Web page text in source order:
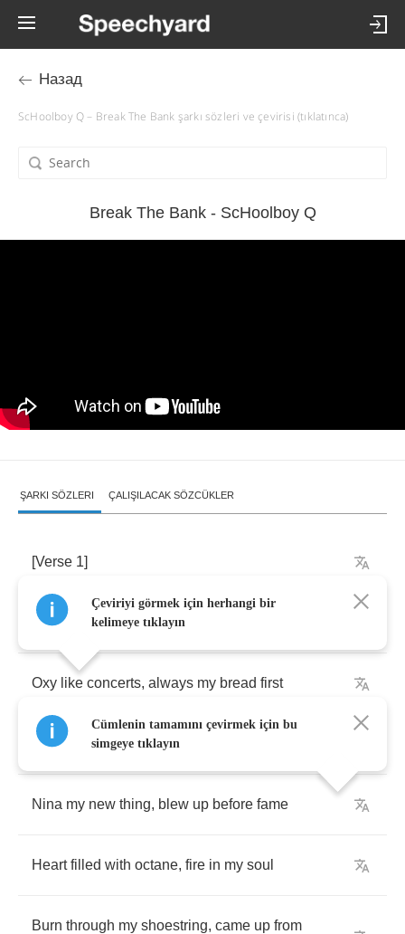
Назад
ScHoolboy Q – Break The Bank şarkı sözleri ve çevirisi (tıklatınca)
Break The Bank - ScHoolboy Q
ŞARKI SÖZLERI ÇALIŞILACAK SÖZCÜKLER
[Verse 1]
Fuck ,I've been rich,
Oxy like concerts, always my bread first
GetMine my nickname,
Nina my new thing, blew up before fame
Heart filled with octane, fire in my soul
Burn through my shoestring, came up from
Çeviriyi görmek için herhangi bir
kelimeye tıklayın
Cümlenin tamamını çevirmek için bu
simgeye tıklayın